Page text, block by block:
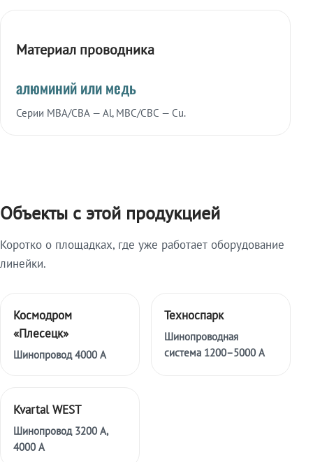
Материал проводника
алюминий или медь
Серии МВА/СВА — Al, МВС/СВС — Cu.
Объекты с этой продукцией
Коротко о площадках, где уже работает оборудование
линейки.
Космодром
«Плесецк»
Шинопровод 4000 А
Техноспарк
Шинопроводная
система 1200–5000 А
Kvartal WEST
Шинопровод 3200 А,
4000 А